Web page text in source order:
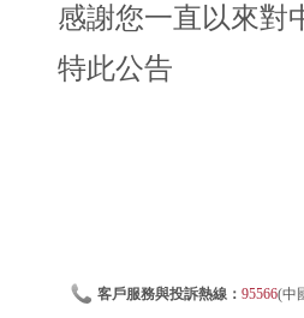
感謝您一直以來對
特此公告
客戶服務與投訴熱線： 95566(中